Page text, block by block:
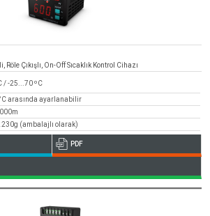
Çıkışlı, On-Off Sıcaklık Kontrol Cihazı
/ -25...70 ºC
arasında ayarlanabilir
230g (ambalajlı olarak)
PDF